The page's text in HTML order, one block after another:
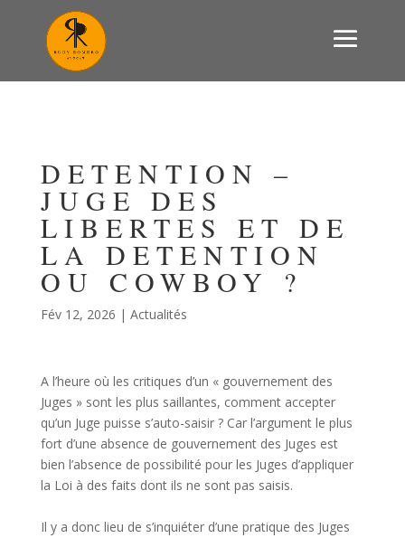
DETENTION –
JUGE DES
LIBERTES ET DE
LA DETENTION
OU COWBOY ?
Fév 12, 2026 | Actualités
A l’heure où les critiques d’un « gouvernement des
Juges » sont les plus saillantes, comment accepter
qu’un Juge puisse s’auto-saisir ? Car l’argument le plus
fort d’une absence de gouvernement des Juges est
bien l’absence de possibilité pour les Juges d’appliquer
la Loi à des faits dont ils ne sont pas saisis.
Il y a donc lieu de s’inquiéter d’une pratique des Juges